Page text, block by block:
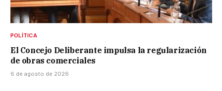
POLÍTICA
El Concejo Deliberante impulsa la regularización
de obras comerciales
6 de agosto de 2026